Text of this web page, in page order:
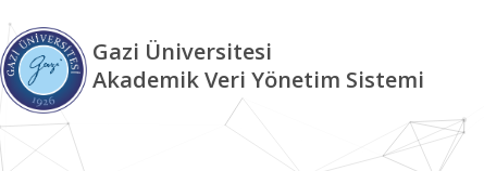
Gazi Üniversitesi
Akademik Veri Yönetim Sistemi